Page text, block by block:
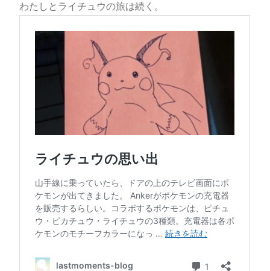
本
LAST MOMENTS
天野蒼の小説情報サイト。
作品の展示・文学系イベントへの参加情
報を配信しています
わたしとライチュウの旅は続く。